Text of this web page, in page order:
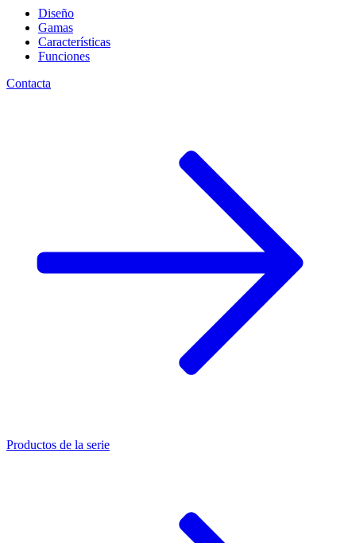
Diseño
Gamas
Características
Funciones
Contacta
Productos de la serie